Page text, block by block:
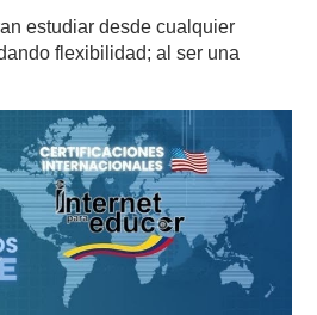
estudiar desde cualquier
flexibilidad; al ser una